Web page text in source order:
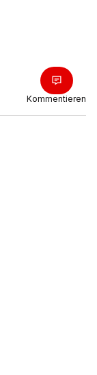
Kommentieren